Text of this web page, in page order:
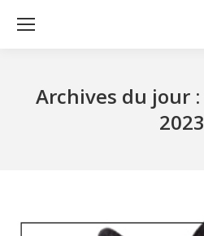
Archives du jour :
2023